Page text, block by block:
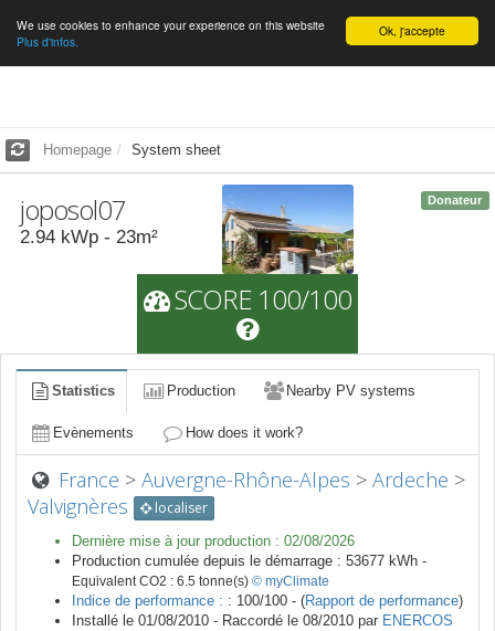
English Ok, j'accepte
We use cookies to enhance your experience on this website
Plus d'infos.
Homepage System sheet
joposol07
2.94 kWp - 23m²
Donateur
SCORE 100/100
Statistics Production Nearby PV systems
Evènements How does it work?
France >Auvergne-Rhône-Alpes >Ardeche >
Valvignères
localiser
Dernière mise à jour production : 02/08/2026
Production cumulée depuis le démarrage : 53677 kWh -
Equivalent CO2 : 6.5 tonne(s) © myClimate
Indice de performance : : 100/100 - (Rapport de performance)
Installé le 01/08/2010 - Raccordé le 08/2010 par ENERCOS